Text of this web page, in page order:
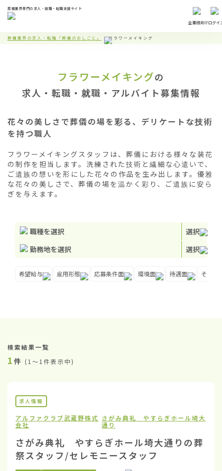
葬儀業界専門の求人・就職・転職支援サイト
企業様向けログイ
葬儀業界の求人・転職「葬儀のおしごと」 フラワーメイキング
フラワーメイキングの
求人・転職・就職・アルバイト募集情報
花々の美しさで葬儀の場を彩る、デリケートな技術
を持つ職人
フラワーメイキングスタッフは、葬儀における様々な装花
の制作を担当します。洗練された技術と繊細な心遣いで、
ご遺族の想いを形にした花々の作品を生み出します。優雅
な花々の美しさで、葬儀の場を温かく彩り、ご遺族に安ら
ぎを与えます。
職種を選択
選択
勤務地を選択
選択
希望給与 雇用形態 応募条件面 環境面 待遇面 その他
検索結果一覧
1 件 (1〜1件表示中)
求人情報
アルファクラブ武蔵野株式
会社
さがみ典礼 やすらぎホール埼大
通り
さがみ典礼 やすらぎホール埼大通りの葬
祭スタッフ/セレモニースタッフ